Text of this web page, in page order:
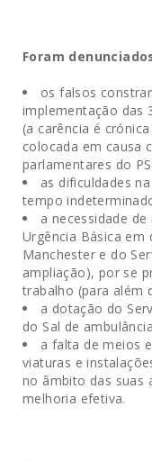
Foram
os falsos
implementação das
(a carência é
colocada em causa
parlamentares do
as dificuldades
tempo
a necessidade
Urgência Básica em
Manchester e do
ampliação), por se
trabalho (para além
a dotação do
do Sal de
a falta de meios
viaturas e
no âmbito das suas
melhoria efetiva.